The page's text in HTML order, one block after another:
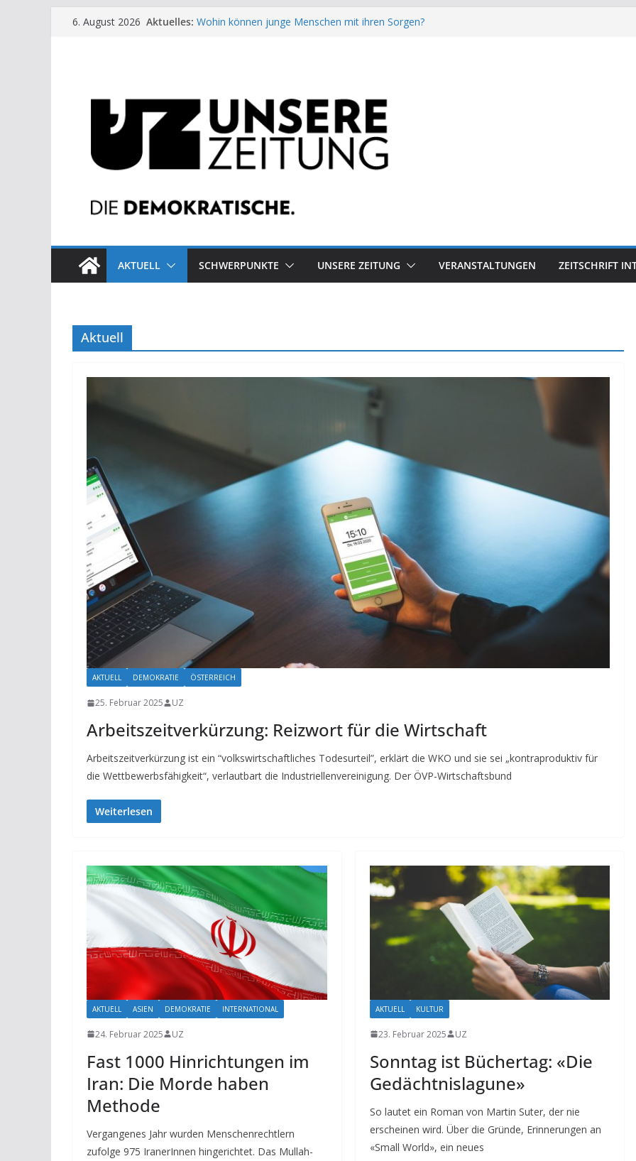
Zum6. August 2026 Aktuelles: Wohin können junge Menschen mit ihren Sorgen?
AKTUELL SCHWERPUNKTE UNSERE ZEITUNG VERANSTALTUNGEN ZEITSCHRIFT
Aktuell
AKTUELL DEMOKRATIE ÖSTERREICH
25. Februar 2025 UZ
Arbeitszeitverkürzung: Reizwort für die Wirtschaft
Arbeitszeitverkürzung ist ein “volkswirtschaftliches Todesurteil”, erklärt die WKO und sie sei „kontraproduktiv für
die Wettbewerbsfähigkeit“, verlautbart die Industriellenvereinigung. Der ÖVP-Wirtschaftsbund
Weiterlesen
AKTUELL ASIEN DEMOKRATIE INTERNATIONAL
24. Februar 2025 UZ
Fast 1000 Hinrichtungen im
Iran: Die Morde haben
Methode
Vergangenes Jahr wurden Menschenrechtlern
zufolge 975 IranerInnen hingerichtet. Das Mullah-
AKTUELL KULTUR
23. Februar 2025 UZ
Sonntag ist Büchertag: «Die
Gedächtnislagune»
So lautet ein Roman von Martin Suter, der nie
erscheinen wird. Über die Gründe, Erinnerungen an
«Small World», ein neues